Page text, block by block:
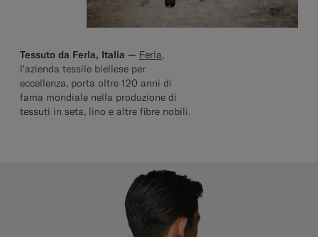
Tessuto da Ferla, Italia — Ferla,
l'azienda tessile biellese per
eccellenza, porta oltre 120 anni di
fama mondiale nella produzione di
tessuti in seta, lino e altre fibre nobili.